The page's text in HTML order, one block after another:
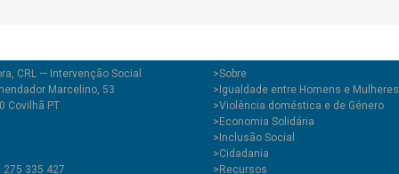
CRL — Intervenção Social
Marcelino, 53
Covilhã PT
335 427
>Sobre
>Igualdade entre Homens e Mulheres
>Violência doméstica e de Género
>Economia Solidária
>Inclusão Social
>Cidadania
>Recursos